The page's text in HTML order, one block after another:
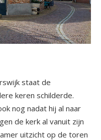
staat de
keren schilderde.
nog nadat hij al naar
de kerk al vanuit zijn
uitzicht op de toren